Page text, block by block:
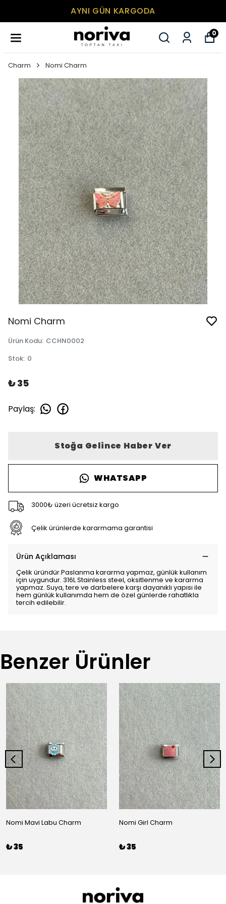
AYNI GÜN KARGODA
0
Charm Nomi Charm
Nomi Charm
Ürün Kodu: CCHN0002
Stok: 0
₺ 35
Paylaş:
Stoğa Gelince Haber Ver
WHATSAPP
3000₺ üzeri ücretsiz kargo
Çelik ürünlerde kararmama garantisi
Ürün Açıklaması
Çelik üründür.Paslanma kararma yapmaz, günlük kullanım
için uygundur. 316L Stainless steel, oksitlenme ve kararma
yapmaz. Suya, tere ve darbelere karşı dayanıklı yapısı ile
hem günlük kullanımda hem de özel günlerde rahatlıkla
tercih edilebilir.
Benzer Ürünler
Nomi Mavi Labu Charm
₺ 35
Nomi Girl Charm
₺ 35